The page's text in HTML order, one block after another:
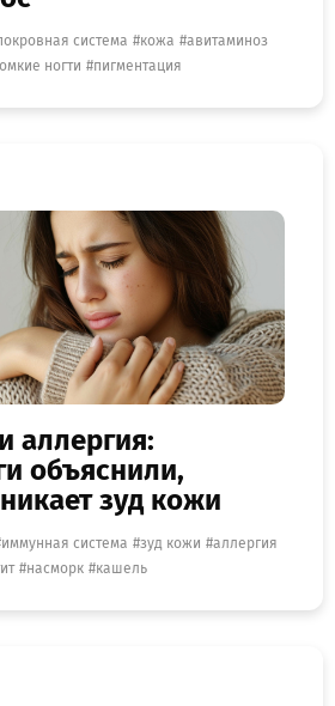
система кожа
авитаминоз
ногти пигментация
аллергия:
объяснили,
зуд кожи
иммунная система зуд кожи
аллергия
насморк кашель